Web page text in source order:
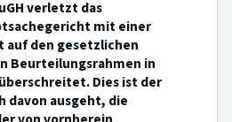
verletzt das
mit einer
auf den gesetzlichen
Beurteilungsrahmen in
Dies ist der
davon ausgeht, die